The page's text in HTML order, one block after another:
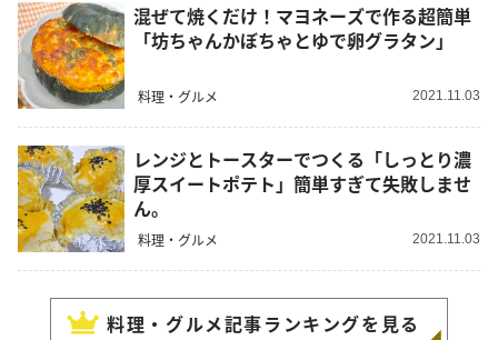
混ぜて焼くだけ！マヨネーズで作る超簡単
「坊ちゃんかぼちゃとゆで卵グラタン」
料理・グルメ 2021.11.03
レンジとトースターでつくる「しっとり濃
厚スイートポテト」簡単すぎて失敗しませ
ん。
料理・グルメ 2021.11.03
料理・グルメ記事ランキングを見る